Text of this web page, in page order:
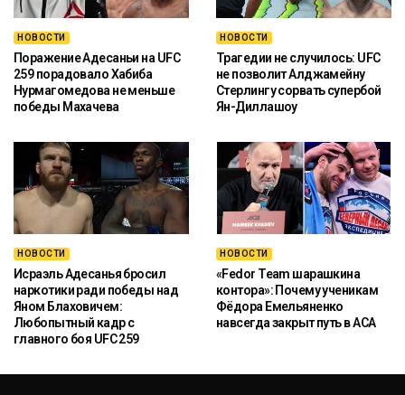
НОВОСТИ
Поражение Адесаньи на UFC
259 порадовало Хабиба
Нурмагомедова не меньше
победы Махачева
НОВОСТИ
Трагедии не случилось: UFC
не позволит Алджамейну
Стерлингу сорвать супербой
Ян-Диллашоу
НОВОСТИ
Исраэль Адесанья бросил
наркотики ради победы над
Яном Блаховичем:
Любопытный кадр с
главного боя UFC 259
НОВОСТИ
«Fedor Team шарашкина
контора»: Почему ученикам
Фёдора Емельяненко
навсегда закрыт путь в ACA